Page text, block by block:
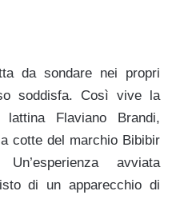
da sondare nei propri
soddisfa. Così vive la
Flaviano Brandi,
cotte del marchio Bibibir
avviata
di un apparecchio di